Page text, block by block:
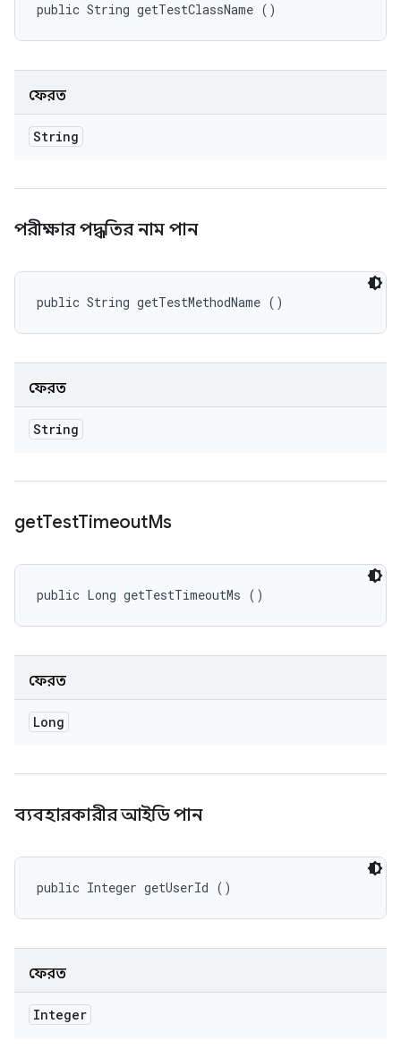
public String getTestClassName ()
ফেরত
String
পরীক্ষার পদ্ধতির নাম পান
public String getTestMethodName ()
ফেরত
String
getTestTimeoutMs
public Long getTestTimeoutMs ()
ফেরত
Long
ব্যবহারকারীর আইডি পান
public Integer getUserId ()
ফেরত
Integer